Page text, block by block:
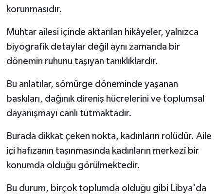
korunmasıdır.
Muhtar ailesi içinde aktarılan hikâyeler, yalnızca
biyografik detaylar değil aynı zamanda bir
dönemin ruhunu taşıyan tanıklıklardır.
Bu anlatılar, sömürge döneminde yaşanan
baskıları, dağınık direniş hücrelerini ve toplumsal
dayanışmayı canlı tutmaktadır.
Burada dikkat çeken nokta, kadınların rolüdür. Aile
içi hafızanın taşınmasında kadınların merkezî bir
konumda olduğu görülmektedir.
Bu durum, birçok toplumda olduğu gibi Libya'da